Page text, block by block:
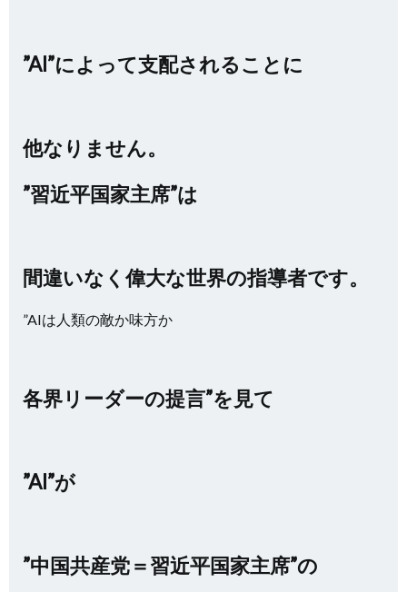
”AI”によって支配されることに
他なりません。
”習近平国家主席”は
間違いなく偉大な世界の指導者です。
”AIは人類の敵か味方か
各界リーダーの提言”を見て
”AI”が
”中国共産党＝習近平国家主席”の